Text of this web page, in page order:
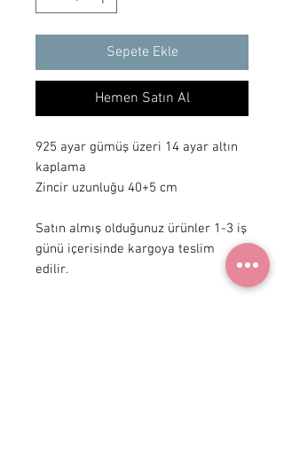
Sepete Ekle
Hemen Satın Al
925 ayar gümüş üzeri 14 ayar altın
kaplama
Zincir uzunluğu 40+5 cm
Satın almış olduğunuz ürünler 1-3 iş
günü içerisinde kargoya teslim
edilir.